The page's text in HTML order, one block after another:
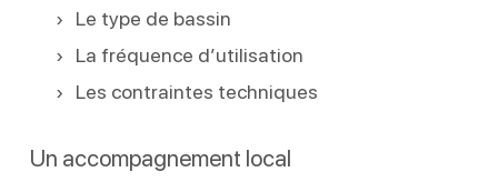
Le type de bassin
La fréquence d’utilisation
Les contraintes techniques
Un accompagnement local